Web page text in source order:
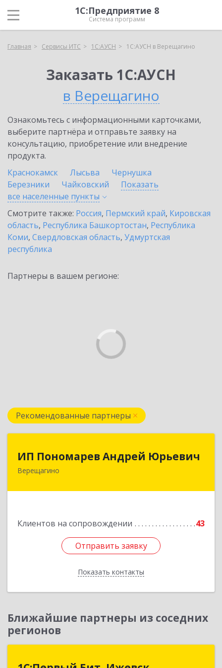
1С:Предприятие 8
Система программ
Главная Сервисы ИТС 1С:АУСН 1С:АУСН в Верещагино
Заказать 1С:АУСН
в Верещагино
Ознакомьтесь с информационными карточками,
выберите партнёра и отправьте заявку на
консультацию, приобретение или внедрение
продукта.
Краснокамск
Лысьва
Чернушка
Березники
Чайковский
Показать
все населенные пункты
Смотрите также: Россия, Пермский край, Кировская
область, Республика Башкортостан, Республика
Коми, Свердловская область, Удмуртская
республика
Партнеры в вашем регионе:
Рекомендованные партнеры
ИП Пономарев Андрей Юрьевич
Верещагино
Клиентов на сопровождении 43
Отправить заявку
Показать контакты
ИП Пономарев Андрей Юрьевич
617120, Пермский край, Верещагинский р-н,
Отправить заявку
Назад
Ближайшие партнеры из соседних
регионов
1С:Первый Бит, Ижевск